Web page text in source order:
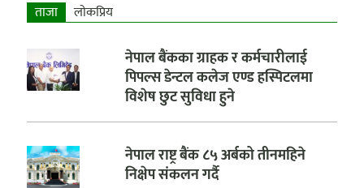
ताजा लाेकप्रिय
नेपाल बैंकका ग्राहक र कर्मचारीलाई
पिपल्स डेन्टल कलेज एण्ड हस्पिटलमा
विशेष छुट सुविधा हुने
नेपाल राष्ट्र बैंक ८५ अर्बको तीनमहिने
निक्षेप संकलन गर्दै